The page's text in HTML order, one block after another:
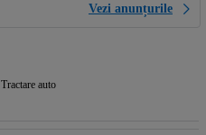
Vezi anunțurile
Tractare auto